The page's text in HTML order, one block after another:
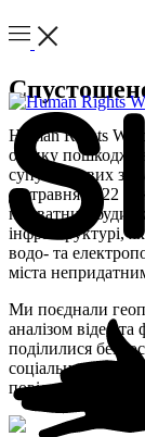
Human Rights
оцінку
супутникових
до травня 2022
приватним
інфраструктурі,
водо- та
міста
Ми поєднали
аналізом відео
поділилися
соціальних
повідомленнями